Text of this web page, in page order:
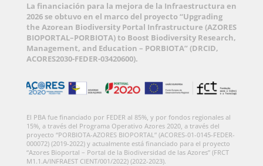
La financiación para la mejora de la Infraestructura en
2026 se obtuvo en el marco del proyecto “Upgrading
the Azorean Biodiversity Portal Infrastructure (AZORES
BIOPORTAL–PORBIOTA) to Boost Biodiversity Research,
Management, and Education – PORBIOTA” (DRCID,
ACORES2030-FEDER-03420600).
El PBA fue financiado por FEDER al 85%, y por fondos regionales al
15%, a través del Programa Operativo Azores 2020, a través del
proyecto “PORBIOTA-AZORES BIOPORTAL” (ACORES-01-0145-FEDER-
000072) (2019-2022) y actualmente está financiado para el proyecto
“Azores Bioportal – Portal de la Biodiversidad de las Azores” (FRCT
M1.1.A/INFRAEST CIENT/001/2022) (2022-2023).